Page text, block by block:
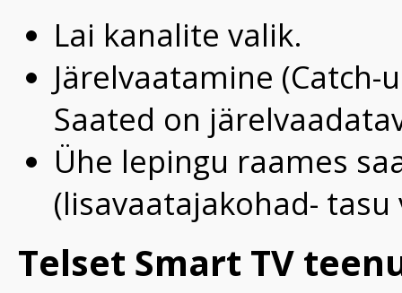
Lai kanalite valik.
Järelvaatamine
Saated on
Ühe lepingu raames
(lisavaatajakohad-
Telset Smart TV